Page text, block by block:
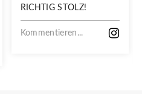
RICHTIG STOLZ!
Kommentieren...